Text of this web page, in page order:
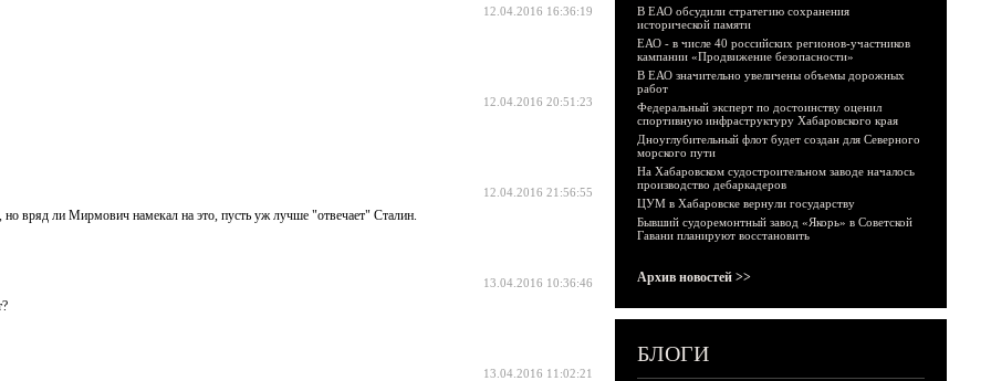
12.04.2016 16:36:19
12.04.2016 20:51:23
12.04.2016 21:56:55
вряд ли Мирмович намекал на это, пусть уж лучше "отвечает" Сталин.
13.04.2016 10:36:46
13.04.2016 11:02:21
В ЕАО обсудили стратегию сохранения
исторической памяти
ЕАО - в числе 40 российских регионов-участников
кампании «Продвижение безопасности»
В ЕАО значительно увеличены объемы дорожных
работ
Федеральный эксперт по достоинству оценил
спортивную инфраструктуру Хабаровского края
Дноуглубительный флот будет создан для Северного
морского пути
На Хабаровском судостроительном заводе началось
производство дебаркадеров
ЦУМ в Хабаровске вернули государству
Бывший судоремонтный завод «Якорь» в Советской
Гавани планируют восстановить
Архив новостей >>
БЛОГИ